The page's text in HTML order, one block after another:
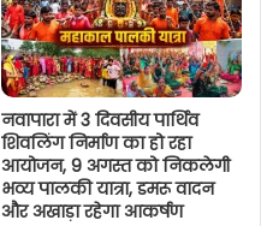
नवापारा में 3 दिवसीय पार्थिव
शिवलिंग निर्माण का हो रहा
आयोजन, 9 अगस्त को निकलेगी
भव्य पालकी यात्रा, डमरू वादन
और अखाड़ा रहेगा आकर्षण